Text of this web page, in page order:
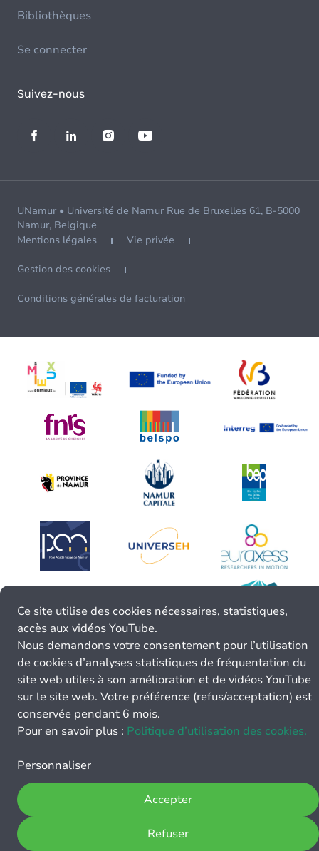
Bibliothèques
Se connecter
Suivez-nous
UNamur • Université de Namur Rue de Bruxelles 61, B-5000
Namur, Belgique
Mentions légales
Vie privée
Gestion des cookies
Conditions générales de facturation
Ce site utilise des cookies nécessaires, statistiques,
accès aux vidéos YouTube.
Nous demandons votre consentement pour l’utilisation
de cookies d’analyses statistiques de fréquentation du
site web utiles à son amélioration et de vidéos YouTube
sur le site web. Votre préférence (refus/acceptation) est
conservée pendant 6 mois.
Pour en savoir plus : Politique d’utilisation des cookies.
Personnaliser
Refuser
Accepter